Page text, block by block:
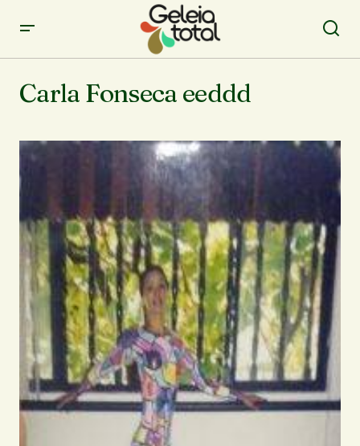
Carla Fonseca eeddd